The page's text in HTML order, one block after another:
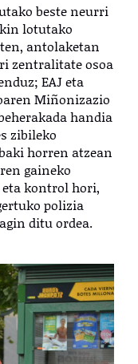
beste neurri
lotutako
antolaketan
zentralitate osoa
EAJ eta
Miñonizazio
handia
zibileko
horren atzean
gaineko
eta kontrol hori,
polizia
ditu ordea.